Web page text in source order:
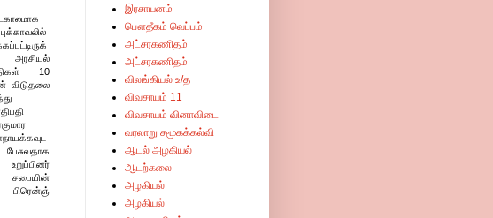
அரசியல்
10
விடுதலை
சபையின்
பிரென்ஞ்
இரசாயனம்
பௌதீகம் வெப்பம்
அட்சரகணிதம்
அட்சரகணிதம்
விலங்கியல் உ/த
விவசாயம் 11
விவசாயம் வினாவிடை
வரலாறு சமூகக்கல்வி
ஆடல் அழகியல்
ஆடற்கலை
அழகியல்
அழகியல்